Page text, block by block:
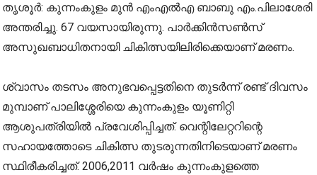
തൃശൂർ: കുന്നംകുളം മുൻ എംഎൽഎ ബാബു എം.പിലാശേരി
അന്തരിച്ചു. 67 വയസായിരുന്നു. പാർക്കിൻസൺസ്
അസുഖബാധിതനായി ചികിത്സയിലിരിക്കെയാണ് മരണം.
ശ്വാസം തടസം അനുഭവപ്പെട്ടതിനെ തുടർന്ന് രണ്ട് ദിവസം
മുമ്പാണ് പാലിശ്ശേരിയെ കുന്നംകുളം യൂണിറ്റി
ആശുപത്രിയിൽ പ്രവേശിപ്പിച്ചത്. വെന്റിലേറ്ററിന്റെ
സഹായത്തോടെ ചികിത്സ തുടരുന്നതിനിടെയാണ് മരണം
സ്ഥിരീകരിച്ചത്. 2006,2011 വർഷം കുന്നംകുളത്തെ